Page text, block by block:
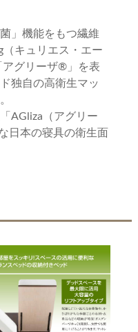
」機能をもつ繊維
（キュリエス・エー
アグリーザ®」を表
独自の高衛生マッ
AGliza（アグリー
日本の寝具の衛生面